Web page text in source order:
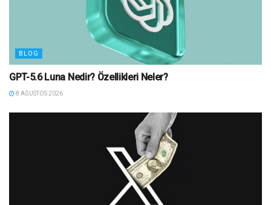
BLOG
GPT-5.6 Luna Nedir? Özellikleri Neler?
8 AĞUSTOS 2026